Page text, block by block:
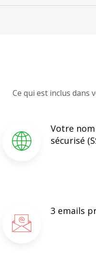
Ce qui est inclus dans
Votre
sécurisé
3 emails